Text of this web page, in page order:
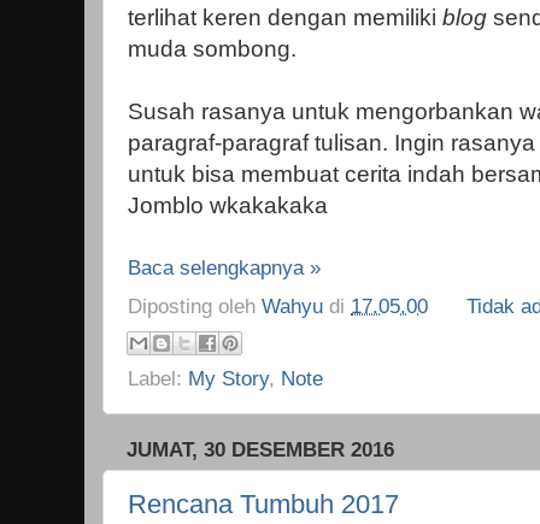
terlihat keren dengan memiliki blog
muda sombong.
Susah rasanya untuk mengorbankan
paragraf-paragraf tulisan. Ingin
untuk bisa membuat cerita indah
Jomblo wkakakaka
Baca selengkapnya »
Diposting oleh Wahyu di 17.05.00 Tidak
Label: My Story, Note
JUMAT, 30 DESEMBER 2016
Rencana Tumbuh 2017